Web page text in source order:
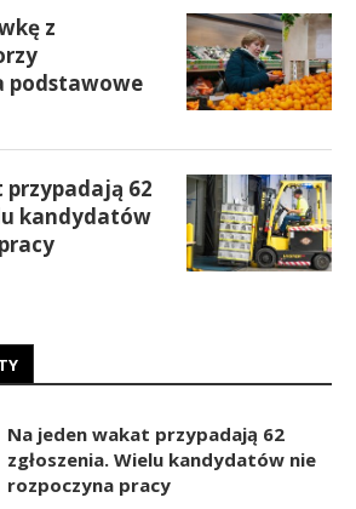
z
podstawowe
62
kandydatów
Na jeden wakat przypadają 62
zgłoszenia. Wielu kandydatów nie
rozpoczyna pracy